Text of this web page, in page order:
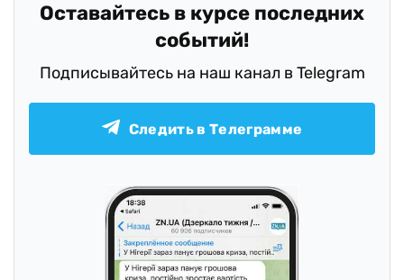
Оставайтесь в курсе последних
событий!
Подписывайтесь на наш канал в Telegram
Следить в Телеграмме